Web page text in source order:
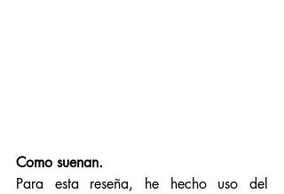
Como suenan.
Para esta reseña, he hecho uso del